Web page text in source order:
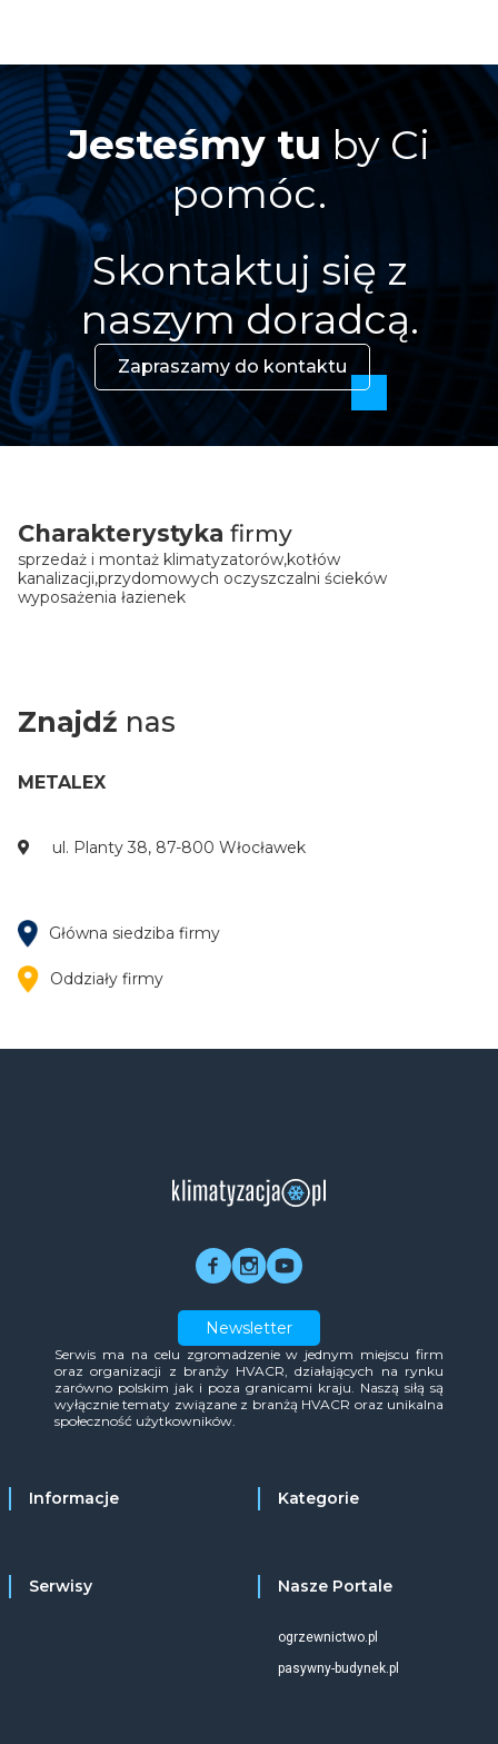
Jesteśmy tu by Ci
pomóc.
Skontaktuj się z
naszym doradcą.
Zapraszamy do kontaktu
Charakterystyka firmy
sprzedaż i montaż klimatyzatorów,kotłów
kanalizacji,przydomowych oczyszczalni ścieków
wyposażenia łazienek
Znajdź nas
METALEX
ul. Planty 38, 87-800 Włocławek
Główna siedziba firmy
Oddziały firmy
Newsletter
Serwis ma na celu zgromadzenie w jednym miejscu firm
oraz organizacji z branży HVACR, działających na rynku
zarówno polskim jak i poza granicami kraju. Naszą siłą są
wyłącznie tematy związane z branżą HVACR oraz unikalna
społeczność użytkowników.
Informacje Kategorie
Serwisy Nasze Portale
ogrzewnictwo.pl
pasywny-budynek.pl